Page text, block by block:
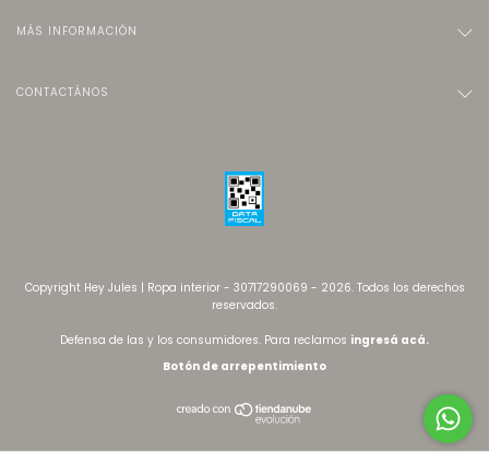
MÁS INFORMACIÓN
CONTACTÁNOS
Copyright Hey Jules | Ropa interior - 30717290069 - 2026. Todos los derechos
reservados.
Defensa de las y los consumidores. Para reclamos ingresá acá.
Botón de arrepentimiento